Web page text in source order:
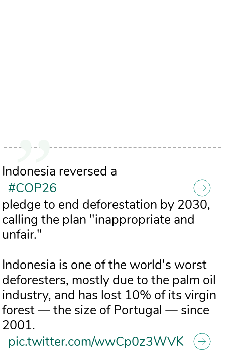
Indonesia reversed a
#COP26
pledge to end deforestation by 2030,
calling the plan "inappropriate and
unfair."
Indonesia is one of the world's worst
deforesters, mostly due to the palm oil
industry, and has lost 10% of its virgin
forest — the size of Portugal — since
2001.
pic.twitter.com/wwCp0z3WVK